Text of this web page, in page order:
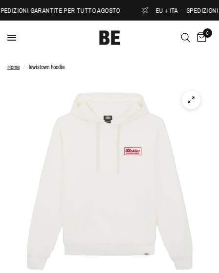
GARANTITE PER TUTTO AGOSTO EU + ITA — SPEDIZIONI
0
Home / lewistown hoodie